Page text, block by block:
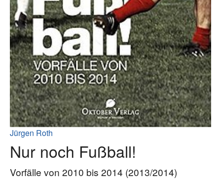
Jürgen Roth
Nur noch Fußball!
Vorfälle von 2010 bis 2014 (2013/2014)